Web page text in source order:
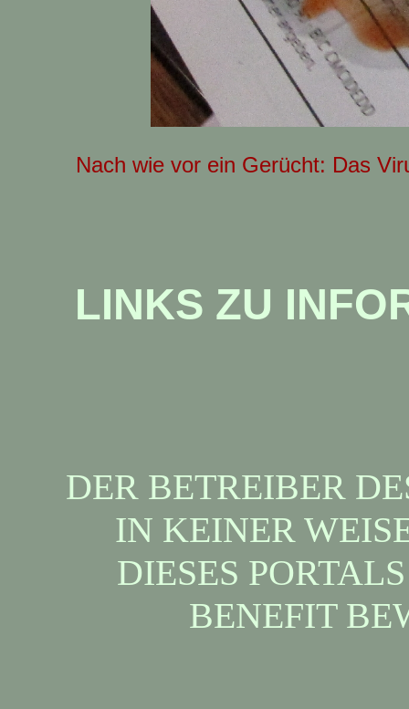
Nach wie vor ein Gerücht: Das
LINKS ZU
DER BETREIBER
IN KEINER
DIESES
BENEFIT